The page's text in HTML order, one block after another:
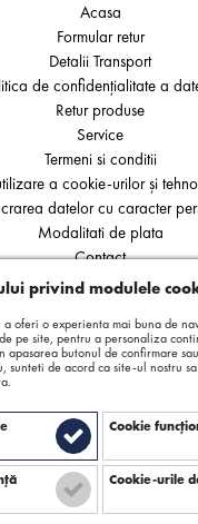
Acasa
Formular retur
Detalii Transport
de confidențialitate a
Retur produse
Service
Termeni si conditii
a cookie-urilor și
datelor cu caracter
Modalitati de plata
Contact
ANPC
privind modulele
a oferi o experienta mai buna de
pe site, pentru a personaliza
apasarea butonul de confirmare
sunteti de acord ca site-ul nostru
Cookie
Cookie-urile